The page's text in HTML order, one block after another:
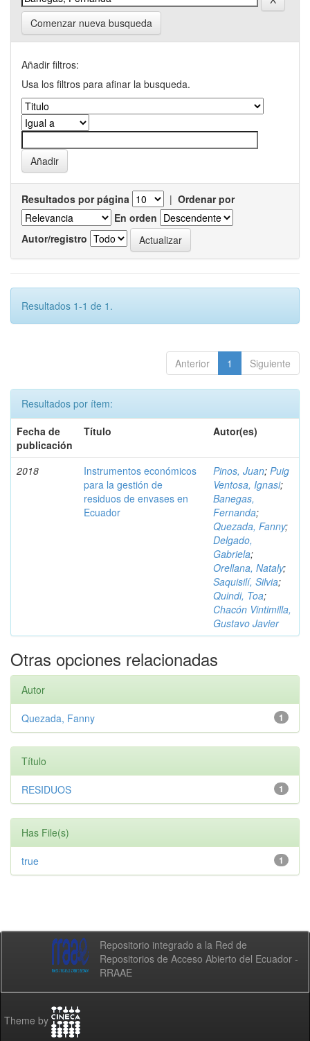
Comenzar nueva busqueda
Añadir filtros:
Usa los filtros para afinar la busqueda.
Resultados por página | Ordenar por
En orden
Autor/registro
Resultados 1-1 de 1.
Anterior 1 Siguiente
Resultados por ítem:
Fecha de
publicación
Título Autor(es)
2018
Instrumentos económicos
para la gestión de
residuos de envases en
Ecuador
Pinos, Juan; Puig
Ventosa, Ignasi;
Banegas,
Fernanda;
Quezada, Fanny;
Delgado,
Gabriela;
Orellana, Nataly;
Saquisilí, Silvia;
Quindi, Toa;
Chacón Vintimilla,
Gustavo Javier
Otras opciones relacionadas
Autor
1
Quezada, Fanny
Título
1
RESIDUOS
Has File(s)
1
true
Repositorio integrado a la Red de
Repositorios de Acceso Abierto del Ecuador -
RRAAE
Theme by